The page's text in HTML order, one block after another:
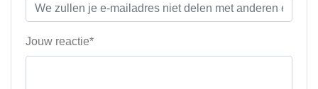
Jouw reactie*